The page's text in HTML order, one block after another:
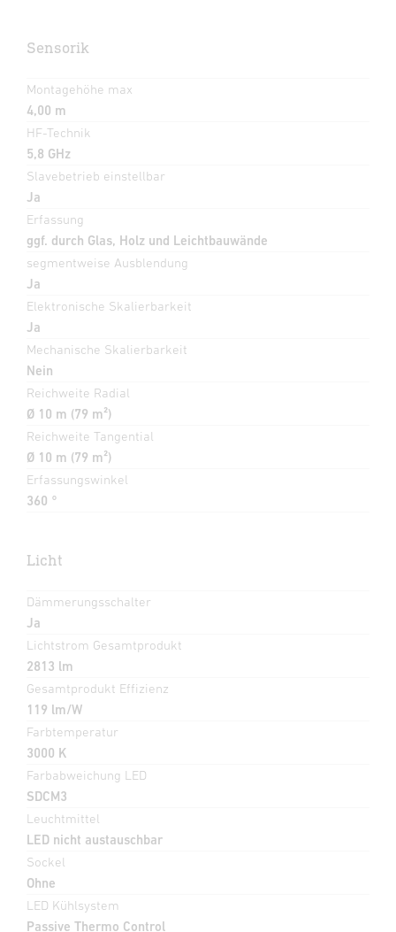
Sensorik
Montagehöhe max
4,00 m
HF-Technik
5,8 GHz
Slavebetrieb einstellbar
Ja
Erfassung
ggf. durch Glas, Holz und Leichtbauwände
segmentweise Ausblendung
Ja
Elektronische Skalierbarkeit
Ja
Mechanische Skalierbarkeit
Nein
Reichweite Radial
Ø 10 m (79 m²)
Reichweite Tangential
Ø 10 m (79 m²)
Erfassungswinkel
360 °
Licht
Dämmerungsschalter
Ja
Lichtstrom Gesamtprodukt
2813 lm
Gesamtprodukt Effizienz
119 lm/W
Farbtemperatur
3000 K
Farbabweichung LED
SDCM3
Leuchtmittel
LED nicht austauschbar
Sockel
Ohne
LED Kühlsystem
Passive Thermo Control